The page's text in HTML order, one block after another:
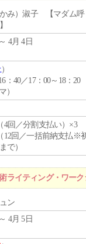
み）淑子 【マダム呼
4月 4日
）
：40／17：00～18：20
）
4回／分割支払い）×3
12回／一括前納支払※
で）
ライティング・ワー
ン
4月 5日